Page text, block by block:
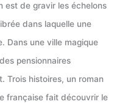
est de gravir les échelons
dans laquelle une
Dans une ville magique
pensionnaires
Trois histoires, un roman
française fait découvrir le